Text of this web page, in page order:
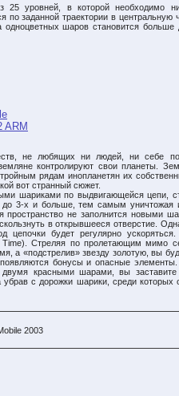
уровней, в которой необходимо
по заданной траектории в центральную
одноцветных шаров становится
ARM
не любящих ни людей, ни себе
контролируют свои планеты.
рядам инопланетян их
вот странный сюжет.
шариками по выдвигающейся цепи,
3-х и больше, тем самым уничтожая
пространство не заполнится новыми
в открывшееся отверстие.
цепочки будет регулярно
Time). Стреляя по пролетающим мимо
а «подстрелив» звезду золотую, вы
бонусы и опасные
красными шарами, вы заставите
убрав с дорожки шарики, среди
2003